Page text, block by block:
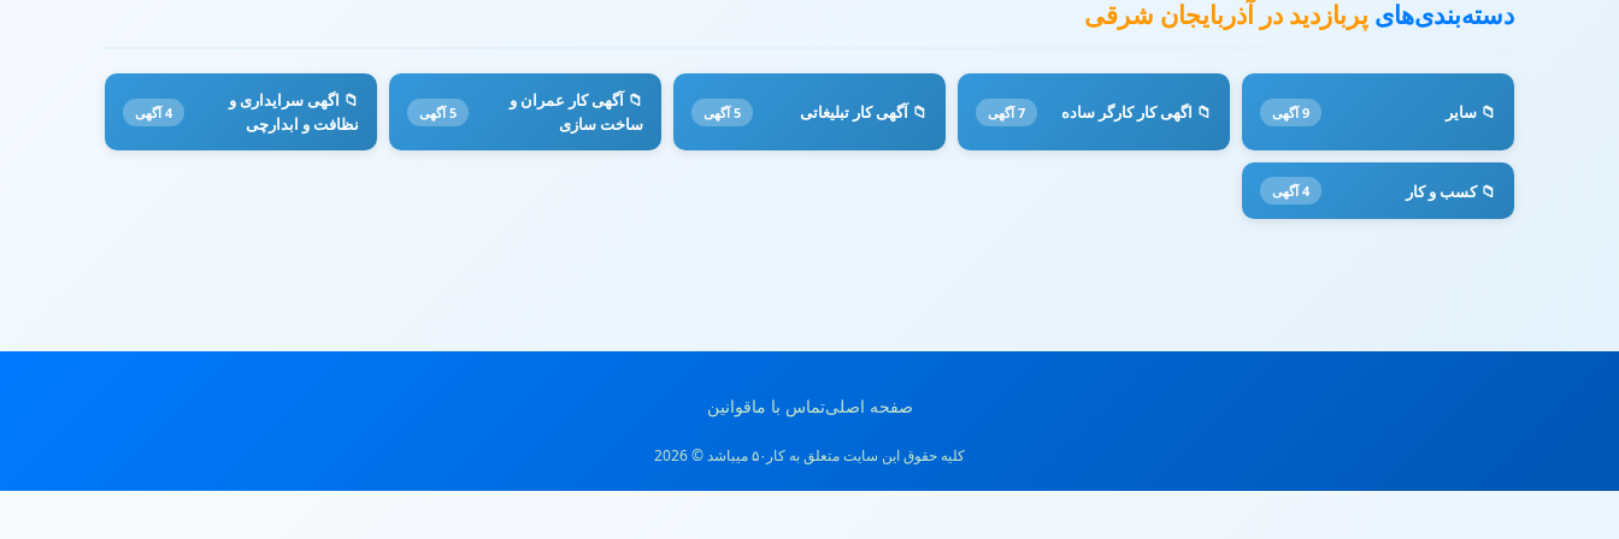
دسته‌بندی‌های پربازدید در آذربایجان شرقی
📁 سایر 9 آگهی 📁 اگهی کار کارگر ساده 7 آگهی 📁 آگهی کار تبلیغاتی 5 آگهی
📁 آگهی کار عمران و
ساخت سازی
5 آگهی
📁 اگهی سرایداری و
نظافت و ابدارچی
4 آگهی
📁 کسب و کار 4 آگهی
صفحه اصلیتماس با ماقوانین
کلیه حقوق این سایت متعلق به کار۵۰ میباشد © 2026